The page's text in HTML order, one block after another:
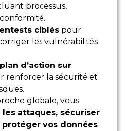
processus,
ciblés pour
les vulnérabilités
plan d’action sur
renforcer la sécurité et
globale, vous
les attaques, sécuriser
vos données